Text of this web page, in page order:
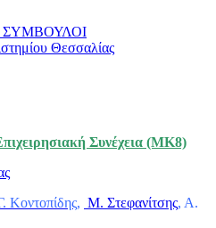
Θεσσαλίας
Συνέχεια (ΜΚ8)
Κοντοπίδης, Μ. Στεφανίτσης, Α.